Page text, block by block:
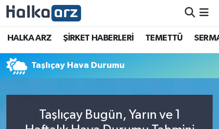
HALKA ARZ ŞİRKET HABERLERİ TEMETTÜ
Taşlıçay Hava Durumu
Taşlıçay Bugün, Yarın ve 1
HALKA ARZ
SERMAYE ARTIRIMI
TEMETTÜ